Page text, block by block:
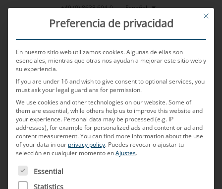
Saltar
+49 (0) 8638 604-0 Español
POSTED ON14 DE MAYO DE 2024 BY SABRINA BOEHLER -
MICHAEL MAYERHOFER
«La gestión de la innovación
ofrece métodos y enfoques
This
Preferencia de privacidad
En nuestro sitio web utilizamos cookies. Algunas de ellas son
esenciales, mientras que otras nos ayudan a mejorar este sitio web y
su experiencia.
If you are under 16 and wish to give consent to optional services, you
must ask your legal guardians for permission.
We use cookies and other technologies on our website. Some of
them are essential, while others help us to improve this website and
your experience. Personal data may be processed (e.g. IP
addresses), for example for personalized ads and content or ad and
content measurement.You can find more information about the use
of your data in our privacy policy. Puedes revocar o ajustar tu
selección en cualquier momento enAjustes.
A CONTINUACIÓN FIGURA UNA LISTA DE LOS GRUPOS
Essential
Statistics